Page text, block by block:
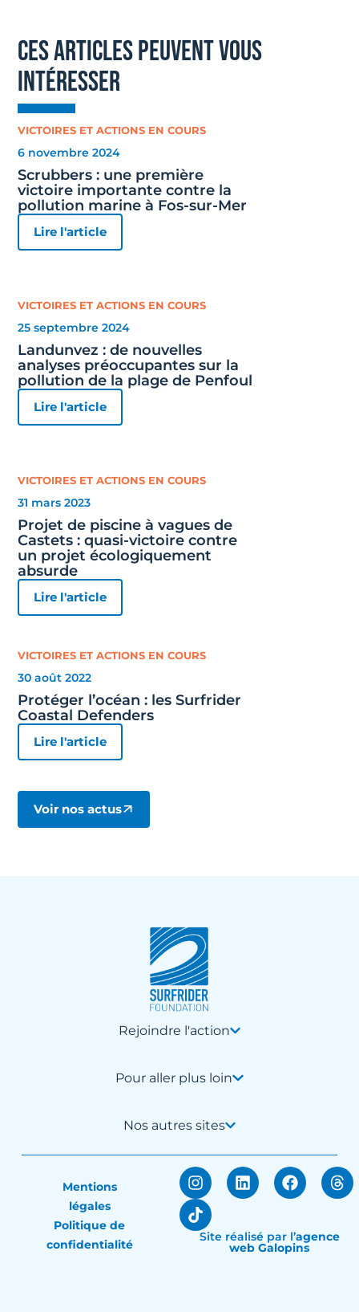
ces articles peuvent vous
intéresser
VICTOIRES ET ACTIONS EN COURS
6 novembre 2024
Scrubbers : une première
victoire importante contre la
pollution marine à Fos-sur-Mer
Lire l'article
VICTOIRES ET ACTIONS EN COURS
25 septembre 2024
Landunvez : de nouvelles
analyses préoccupantes sur la
pollution de la plage de Penfoul
Lire l'article
VICTOIRES ET ACTIONS EN COURS
31 mars 2023
Projet de piscine à vagues de
Castets : quasi-victoire contre
un projet écologiquement
absurde
Lire l'article
VICTOIRES ET ACTIONS EN COURS
30 août 2022
Protéger l’océan : les Surfrider
Coastal Defenders
Lire l'article
Voir nos actus
Rejoindre l'action
Pour aller plus loin
Nos autres sites
Mentions
légales
Politique de
confidentialité
Site réalisé par l’agence
web Galopins